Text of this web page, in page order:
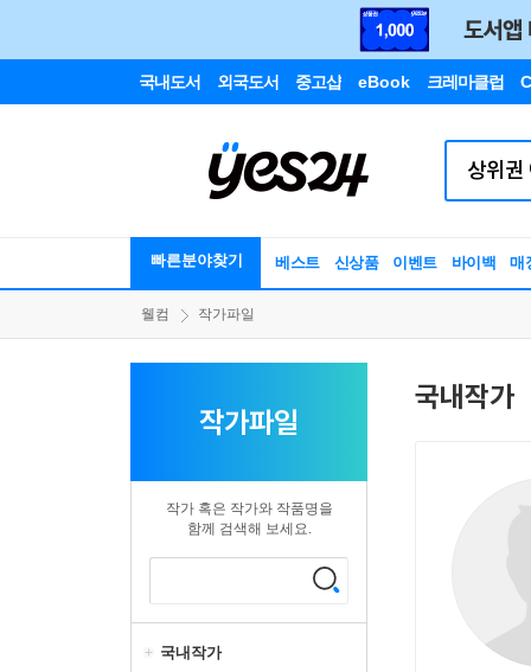
국내도서 외국도서 중고샵 eBook 크레마클럽
빠른분야찾기 베스트 신상품 이벤트 바이백 매
웰컴 작가파일
작가파일
작가 혹은 작가와 작품명을
함께 검색해 보세요.
국내작가
국내작가